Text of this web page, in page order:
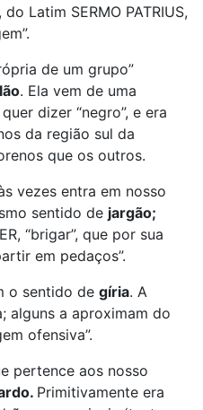
Latim SERMO PATRIUS,
de um grupo”
. Ela vem de uma
dizer “negro”, e era
da região sul da
que os outros.
vezes entra em nosso
sentido de jargão;
“brigar”, que por sua
em pedaços”.
o sentido de gíria. A
alguns a aproximam do
ofensiva”.
pertence aos nosso
Primitivamente era